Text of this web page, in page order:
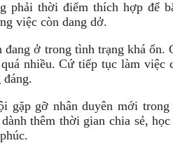
phải thời điểm thích hợp để
việc còn dang dở.
đang ở trong tình trạng khá ổn.
nhiều. Cứ tiếp tục làm việc
gặp gỡ nhân duyên mới trong
thêm thời gian chia sẻ,